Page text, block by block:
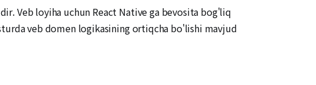
Veb loyiha uchun React Native ga bevosita bog'liq
veb domen logikasining ortiqcha bo'lishi mavjud